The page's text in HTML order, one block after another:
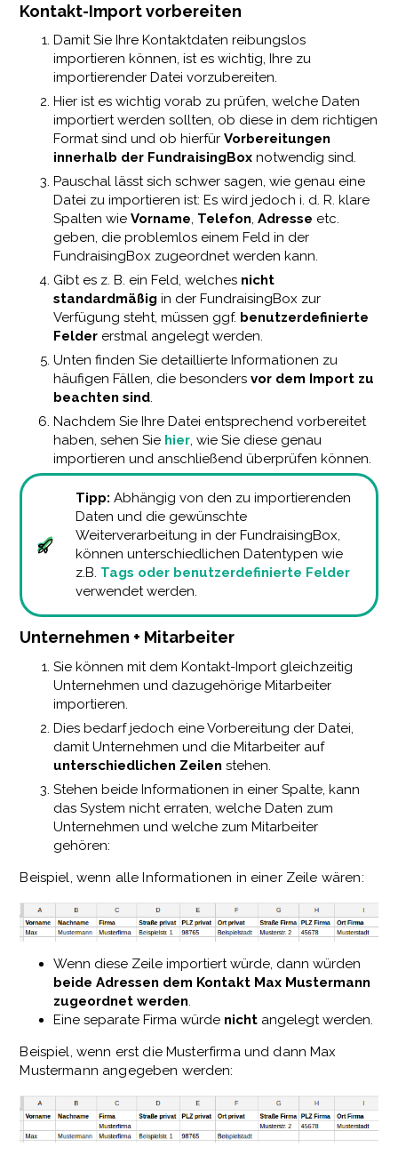
Kontakt-Import vorbereiten
Damit Sie Ihre Kontaktdaten reibungslos
importieren können, ist es wichtig, Ihre zu
importierender Datei vorzubereiten.
Hier ist es wichtig vorab zu prüfen, welche Daten
importiert werden sollten, ob diese in dem richtigen
Format sind und ob hierfür Vorbereitungen
innerhalb der FundraisingBox notwendig sind.
Pauschal lässt sich schwer sagen, wie genau eine
Datei zu importieren ist: Es wird jedoch i. d. R. klare
Spalten wie Vorname, Telefon, Adresse etc.
geben, die problemlos einem Feld in der
FundraisingBox zugeordnet werden kann.
Gibt es z. B. ein Feld, welches nicht
standardmäßig in der FundraisingBox zur
Verfügung steht, müssen ggf. benutzerdefinierte
Felder erstmal angelegt werden.
Unten finden Sie detaillierte Informationen zu
häufigen Fällen, die besonders vor dem Import zu
beachten sind.
Nachdem Sie Ihre Datei entsprechend vorbereitet
haben, sehen Sie hier, wie Sie diese genau
importieren und anschließend überprüfen können.
Tipp:Abhängig von den zu importierenden
Daten und die gewünschte
Weiterverarbeitung in der FundraisingBox,
können unterschiedlichen Datentypen wie
z.B. Tags oder benutzerdefinierte Felder
verwendet werden.
Unternehmen + Mitarbeiter
Sie können mit dem Kontakt-Import gleichzeitig
Unternehmen und dazugehörige Mitarbeiter
importieren.
Dies bedarf jedoch eine Vorbereitung der Datei,
damit Unternehmen und die Mitarbeiter auf
unterschiedlichen Zeilen stehen.
Stehen beide Informationen in einer Spalte, kann
das System nicht erraten, welche Daten zum
Unternehmen und welche zum Mitarbeiter
gehören:
Beispiel, wenn alle Informationen in einer Zeile wären:
Wenn diese Zeile importiert würde, dann würden
beide Adressen dem Kontakt Max Mustermann
zugeordnet werden.
Eine separate Firma würde nicht angelegt werden.
Beispiel, wenn erst die Musterfirma und dann Max
Mustermann angegeben werden: